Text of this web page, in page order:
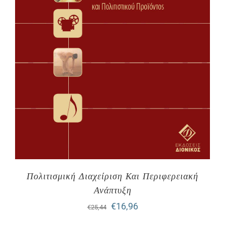
Πολιτισμική Διαχείριση Και Περιφερειακή
Ανάπτυξη
€25,44
Original
€16,96Η